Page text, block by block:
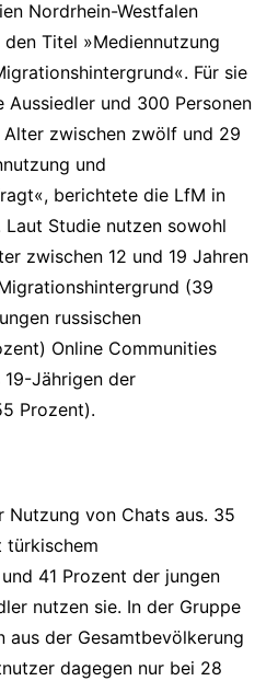
Nordrhein-Westfalen
Titel »Mediennutzung
Für sie
Aussiedler und 300 Personen
zwischen zwölf und 29
und
berichtete die LfM in
Studie nutzen sowohl
zwischen 12 und 19 Jahren
(39
russischen
Online Communities
Jährigen der
Prozent).
Nutzung von Chats aus. 35
türkischem
41 Prozent der jungen
nutzen sie. In der Gruppe
aus der Gesamtbevölkerung
dagegen nur bei 28